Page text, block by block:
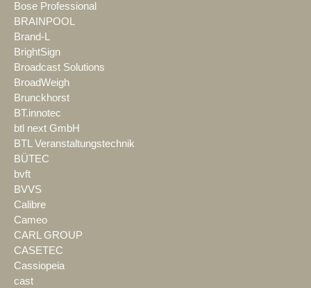
Bose Professional
BRAINPOOL
Brand-L
BrightSign
Broadcast Solutions
BroadWeigh
Brunckhorst
BT.innotec
btl next GmbH
BTL Veranstaltungstechnik
BÜTEC
bvft
BVVS
Calibre
Cameo
CARL GROUP
CASETEC
Cassiopeia
cast